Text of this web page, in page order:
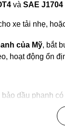
và SAE J1704
xe tải nhẹ,
của Mỹ, bắt
hoạt động ổn
bảo dầu phanh